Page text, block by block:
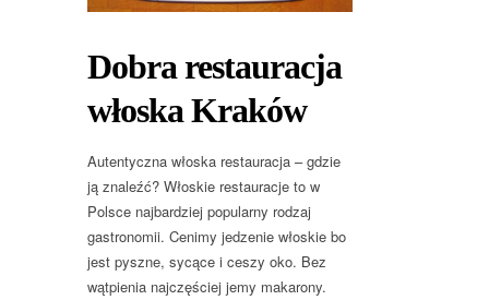
Dobra restauracja
włoska Kraków
Autentyczna włoska restauracja – gdzie
ją znaleźć? Włoskie restauracje to w
Polsce najbardziej popularny rodzaj
gastronomii. Cenimy jedzenie włoskie bo
jest pyszne, sycące i ceszy oko. Bez
wątpienia najczęściej jemy makarony.